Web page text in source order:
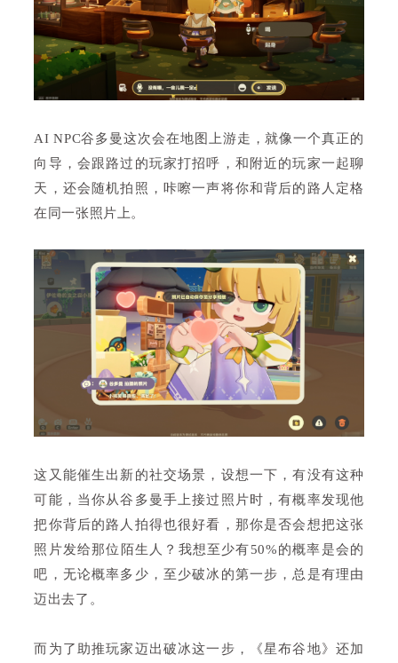
AI NPC谷多曼这次会在地图上游走，就像一个真正的
向导，会跟路过的玩家打招呼，和附近的玩家一起聊
天，还会随机拍照，咔嚓一声将你和背后的路人定格
在同一张照片上。
这又能催生出新的社交场景，设想一下，有没有这种
可能，当你从谷多曼手上接过照片时，有概率发现他
把你背后的路人拍得也很好看，那你是否会想把这张
照片发给那位陌生人？我想至少有50%的概率是会的
吧，无论概率多少，至少破冰的第一步，总是有理由
迈出去了。
而为了助推玩家迈出破冰这一步，《星布谷地》还加